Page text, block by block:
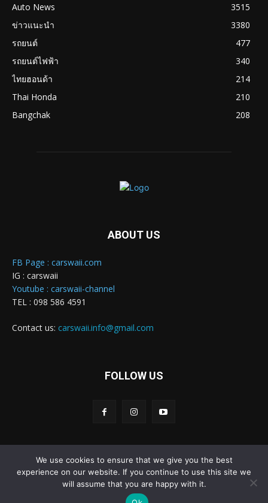
Auto News
3515
ข่าวแนะนำ
3380
รถยนต์
477
รถยนต์ไฟฟ้า
340
ไทยฮอนด้า
214
Thai Honda
210
Bangchak
208
ABOUT US
FB Page : carswaii.com
IG : carswaii
Youtube : carswaii-channel
TEL : 098 586 4591
Contact us: carswaii.info@gmail.com
FOLLOW US
Carswaii © Copyright All right reserved
Review&Test
We use cookies to ensure that we give you the best
experience on our website. If you continue to use this site we
will assume that you are happy with it.